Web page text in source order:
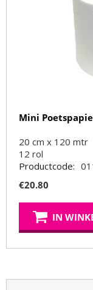
Mini
20 cm x 120 mtr
12 rol
Productcode:
€20.80
IN